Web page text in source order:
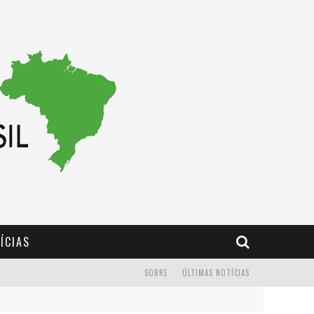
ÚLTIMAS NOTÍCIAS
SOBRE